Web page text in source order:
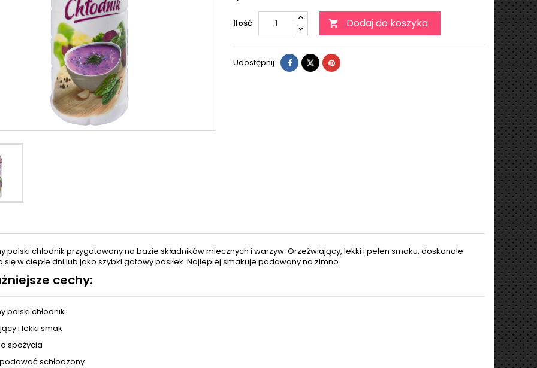
Ilość  Dodaj do koszyka
Udostępnij
polski chłodnik przygotowany na bazie składników mlecznych i warzyw. Orzeźwiający, lekki i pełen smaku, doskonale
się w ciepłe dni lub jako szybki gotowy posiłek. Najlepiej smakuje podawany na zimno.
cechy:
polski chłodnik
i lekki smak
spożycia
schłodzony